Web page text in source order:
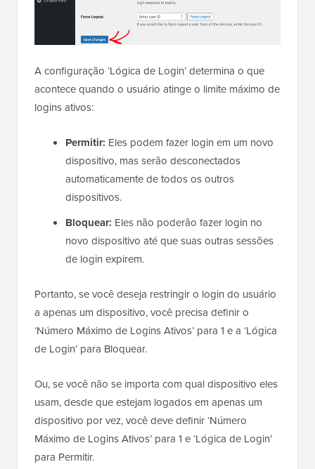
A configuração ‘Lógica de Login’ determina o que
acontece quando o usuário atinge o limite máximo de
logins ativos:
Permitir: Eles podem fazer login em um novo
dispositivo, mas serão desconectados
automaticamente de todos os outros
dispositivos.
Bloquear: Eles não poderão fazer login no
novo dispositivo até que suas outras sessões
de login expirem.
Portanto, se você deseja restringir o login do usuário
a apenas um dispositivo, você precisa definir o
‘Número Máximo de Logins Ativos’ para 1 e a ‘Lógica
de Login’ para Bloquear.
Ou, se você não se importa com qual dispositivo eles
usam, desde que estejam logados em apenas um
dispositivo por vez, você deve definir ‘Número
Máximo de Logins Ativos’ para 1 e ‘Lógica de Login’
para Permitir.